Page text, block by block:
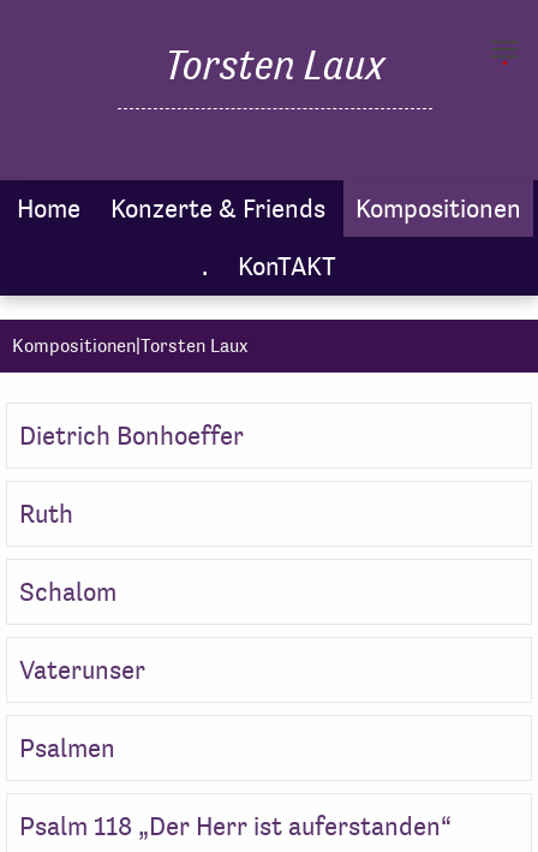
.
Torsten Laux
Home Konzerte & Friends
Kompositionen
.
KonTAKT
Kompositionen|Torsten Laux
Dietrich Bonhoeffer
Ruth
Schalom
Vaterunser
Psalmen
Psalm 118 „Der Herr ist auferstanden“